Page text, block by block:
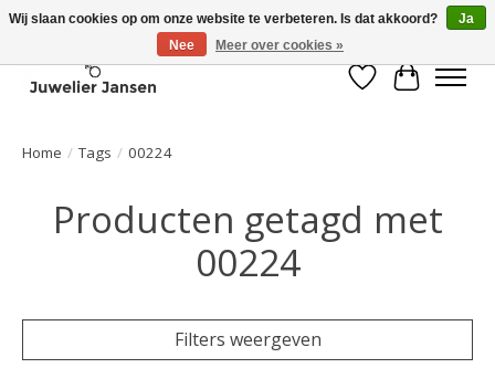
Verlanglijst
Home / Tags / 00224
Producten getagd met
00224
Filters weergeven
Wij slaan cookies op om onze website te verbeteren. Is dat akkoord?
Ja
Nee
Meer over cookies »